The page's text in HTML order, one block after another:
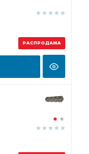
РАСПРОДАЖА